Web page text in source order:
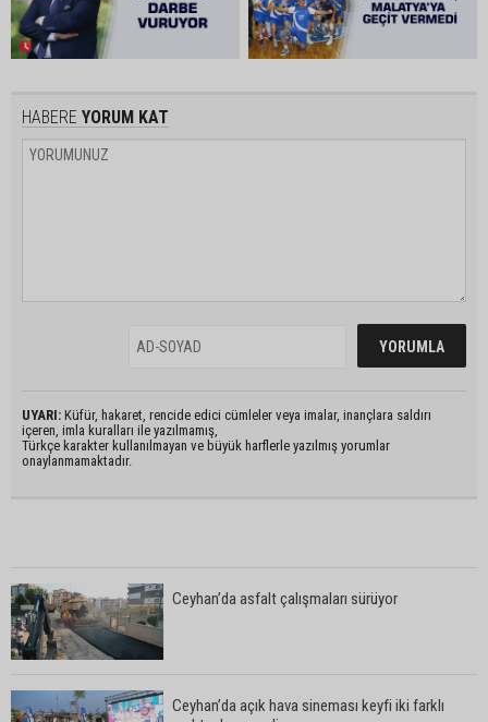
HABERE YORUM KAT
UYARI: Küfür, hakaret, rencide edici cümleler veya imalar, inançlara saldırı
içeren, imla kuralları ile yazılmamış,
Türkçe karakter kullanılmayan ve büyük harflerle yazılmış yorumlar
onaylanmamaktadır.
Ceyhan’da asfalt çalışmaları sürüyor
Ceyhan’da açık hava sineması keyfi iki farklı